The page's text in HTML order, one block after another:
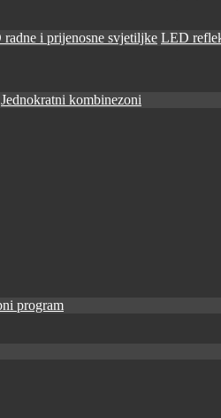
i prijenosne svjetiljke LED
Jednokratni kombinezoni
program